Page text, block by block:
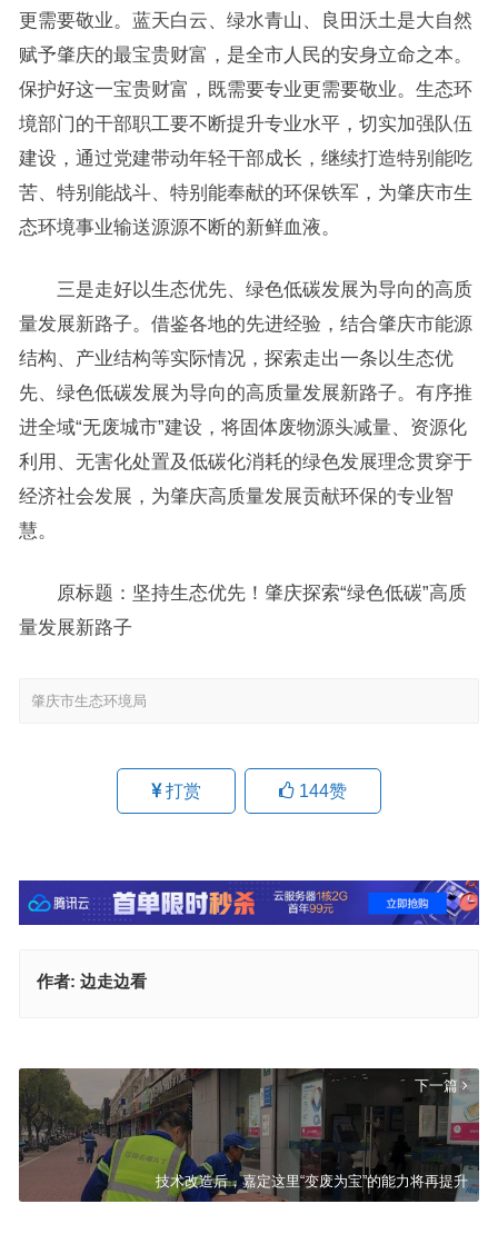
更需要敬业。蓝天白云、绿水青山、良田沃土是大自然
赋予肇庆的最宝贵财富，是全市人民的安身立命之本。
保护好这一宝贵财富，既需要专业更需要敬业。生态环
境部门的干部职工要不断提升专业水平，切实加强队伍
建设，通过党建带动年轻干部成长，继续打造特别能吃
苦、特别能战斗、特别能奉献的环保铁军，为肇庆市生
态环境事业输送源源不断的新鲜血液。
三是走好以生态优先、绿色低碳发展为导向的高质
量发展新路子。借鉴各地的先进经验，结合肇庆市能源
结构、产业结构等实际情况，探索走出一条以生态优
先、绿色低碳发展为导向的高质量发展新路子。有序推
进全域“无废城市”建设，将固体废物源头减量、资源化
利用、无害化处置及低碳化消耗的绿色发展理念贯穿于
经济社会发展，为肇庆高质量发展贡献环保的专业智
慧。
原标题：坚持生态优先！肇庆探索“绿色低碳”高质
量发展新路子
肇庆市生态环境局
打赏 144赞
作者: 边走边看
下一篇
技术改造后，嘉定这里“变废为宝”的能力将再提升